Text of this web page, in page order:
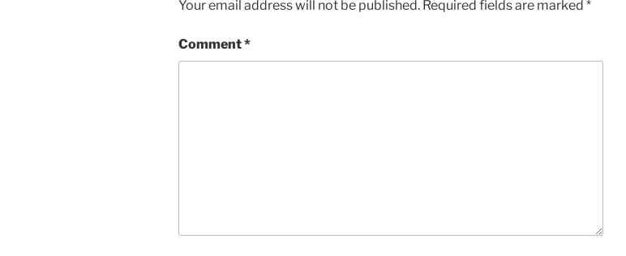
Your email address will not be published. Required fields are marked *
Comment*